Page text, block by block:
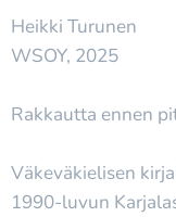
Heikki Turunen
WSOY, 2025
Rakkautta ennen
Väkeväkielisen
1990-luvun